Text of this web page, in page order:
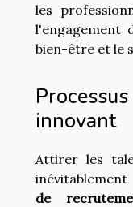
les
l'engagement
bien-être et le
innovant
Attirer les
de